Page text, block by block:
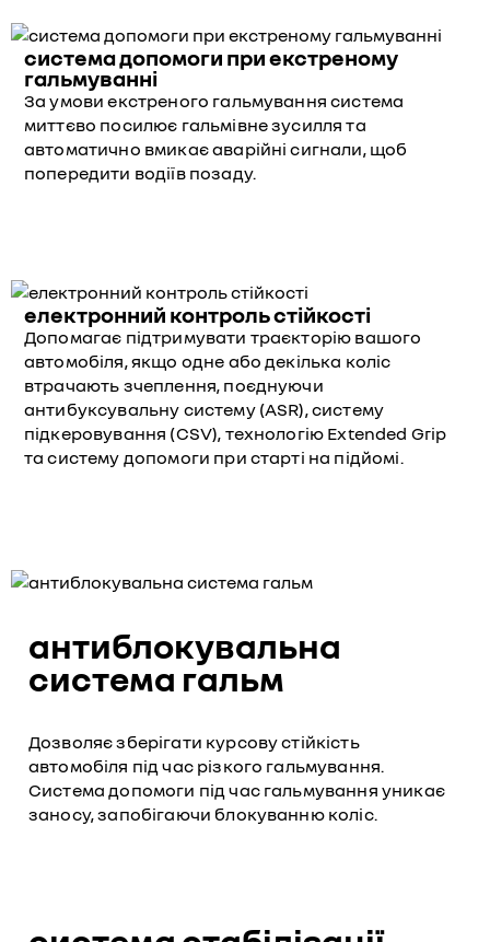
система допомоги при екстреному
гальмуванні
За умови екстреного гальмування система
миттєво посилює гальмівне зусилля та
автоматично вмикає аварійні сигнали, щоб
попередити водіїв позаду.
електронний контроль стійкості
Допомагає підтримувати траєкторію вашого
автомобіля, якщо одне або декілька коліс
втрачають зчеплення, поєднуючи
антибуксувальну систему (ASR), систему
підкеровування (CSV), технологію Extended Grip
та систему допомоги при старті на підйомі.
антиблокувальна
система гальм
Дозволяє зберігати курсову стійкість
автомобіля під час різкого гальмування.
Система допомоги під час гальмування уникає
заносу, запобігаючи блокуванню коліс.